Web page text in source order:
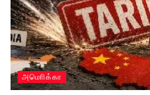
அமொிக்கா